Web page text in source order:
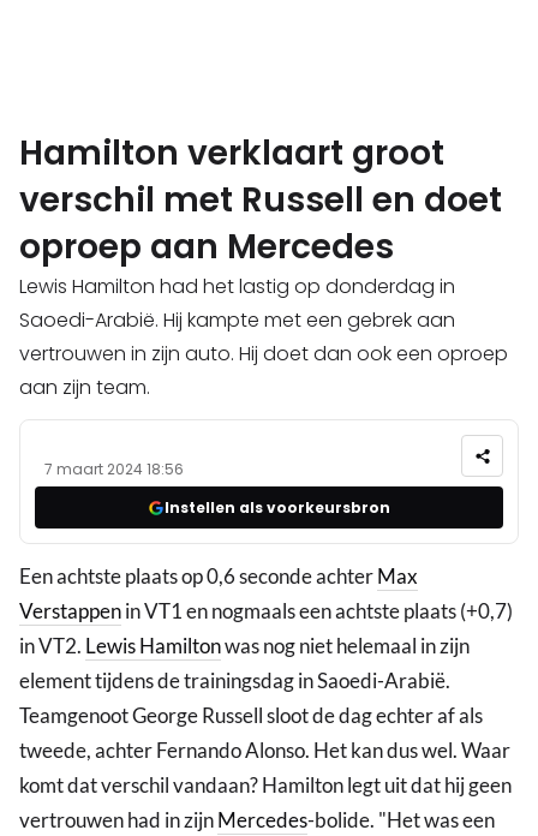
Hamilton verklaart groot
verschil met Russell en doet
oproep aan Mercedes
Lewis Hamilton had het lastig op donderdag in
Saoedi-Arabië. Hij kampte met een gebrek aan
vertrouwen in zijn auto. Hij doet dan ook een oproep
aan zijn team.
7 maart 2024 18:56
Instellen als voorkeursbron
Een achtste plaats op 0,6 seconde achterMax
Verstappenin VT1 en nogmaals een achtste plaats (+0,7)
in VT2. Lewis Hamiltonwas nog niet helemaal in zijn
element tijdens de trainingsdag in Saoedi-Arabië.
Teamgenoot George Russell sloot de dag echter af als
tweede, achter Fernando Alonso. Het kan dus wel. Waar
komt dat verschil vandaan? Hamilton legt uit dat hij geen
vertrouwen had in zijnMercedes-bolide. "Het was een